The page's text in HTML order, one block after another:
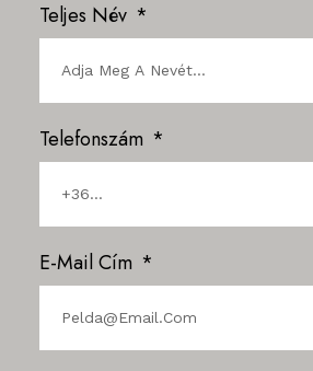
Teljes Név
Telefonszám
E-Mail Cím